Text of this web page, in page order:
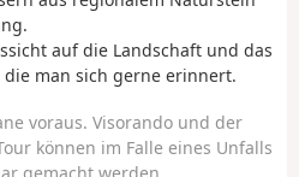
auf die Landschaft und das
die man sich gerne erinnert.
voraus. Visorando und der
können im Falle eines Unfalls